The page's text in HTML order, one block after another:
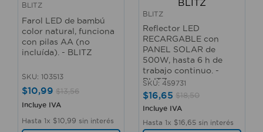
BLITZ
Farol LED de bambú
color natural, funciona
con pilas AA (no
incluída). - BLITZ
SKU: 103513
$10,99 $13,56
Incluye IVA
Hasta 1x $10 99 sin interés
BLITZ
Reflector LED
RECARGABLE con
PANEL SOLAR de
500W, hasta 6 h de
trabajo continuo. -
BLITZ
SKU: 459731
$16,65 $18,50
Incluye IVA
Hasta 1x $16 65 sin interés